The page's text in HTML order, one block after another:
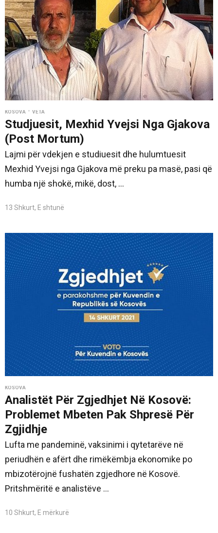
KOSOVA • VETA
Studjuesit, Mexhid Yvejsi Nga Gjakova
(Post Mortum)
Lajmi për vdekjen e studiuesit dhe hulumtuesit
Mexhid Yvejsi nga Gjakova më preku pa masë, pasi që
humba një shokë, mikë, dost, ...
13 Shkurt, E shtunë
KOSOVA
Analistët Për Zgjedhjet Në Kosovë:
Problemet Mbeten Pak Shpresë Për
Zgjidhje
Lufta me pandeminë, vaksinimi i qytetarëve në
periudhën e afërt dhe rimëkëmbja ekonomike po
mbizotërojnë fushatën zgjedhore në Kosovë.
Pritshmëritë e analistëve ...
10 Shkurt, E mërkurë